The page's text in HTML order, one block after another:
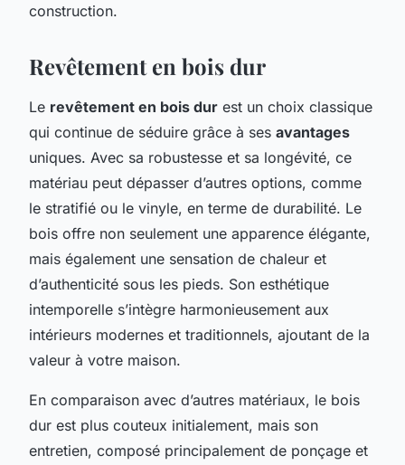
construction.
Revêtement en bois dur
Le revêtement en bois dur est un choix classique
qui continue de séduire grâce à ses avantages
uniques. Avec sa robustesse et sa longévité, ce
matériau peut dépasser d’autres options, comme
le stratifié ou le vinyle, en terme de durabilité. Le
bois offre non seulement une apparence élégante,
mais également une sensation de chaleur et
d’authenticité sous les pieds. Son esthétique
intemporelle s’intègre harmonieusement aux
intérieurs modernes et traditionnels, ajoutant de la
valeur à votre maison.
En comparaison avec d’autres matériaux, le bois
dur est plus couteux initialement, mais son
entretien, composé principalement de ponçage et